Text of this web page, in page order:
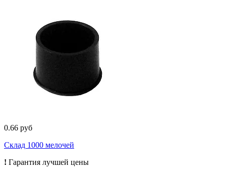
0.66 руб
Склад 1000 мелочей
! Гарантия лучшей цены